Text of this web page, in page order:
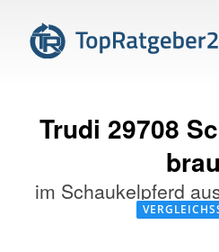
Trudi 29708
im Schaukelpferd